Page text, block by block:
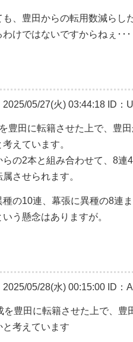
、豊田からの転用数減らし
けではないですからねぇ･･･
2025/05/27(火) 03:44:18 ID：
豊田に転籍させた上で、豊
えています。
らの2本と組み合わせて、8
させられます。
種の10連、幕張に異種の8連
う懸念はありますが。
2025/05/28(水) 00:15:00 ID：
を豊田に転籍させた上で、
考えています